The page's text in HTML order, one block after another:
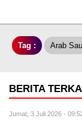
Tag : Arab
BERITA
Jumat, 3 Juli 2026 -